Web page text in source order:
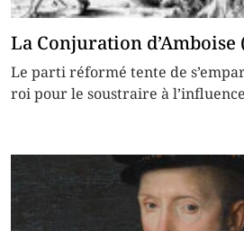
La Conjuration d’Amboise
Le parti réformé tente de
roi pour le soustraire à